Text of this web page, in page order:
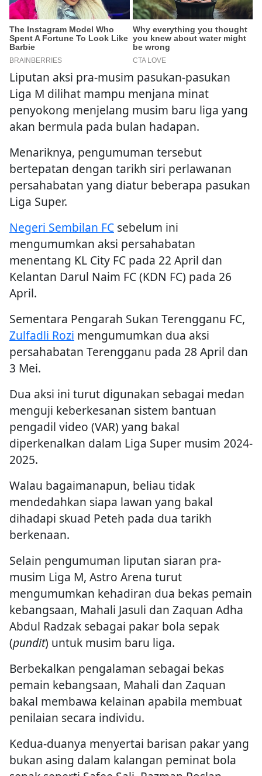
Liputan aksi pra-musim pasukan-pasukan
Liga M dilihat mampu menjana minat
penyokong menjelang musim baru liga yang
akan bermula pada bulan hadapan.
Menariknya, pengumuman tersebut
bertepatan dengan tarikh siri perlawanan
persahabatan yang diatur beberapa pasukan
Liga Super.
Negeri Sembilan FC sebelum ini
mengumumkan aksi persahabatan
menentang KL City FC pada 22 April dan
Kelantan Darul Naim FC (KDN FC) pada 26
April.
Sementara Pengarah Sukan Terengganu FC,
Zulfadli Rozi mengumumkan dua aksi
persahabatan Terengganu pada 28 April dan
3 Mei.
Dua aksi ini turut digunakan sebagai medan
menguji keberkesanan sistem bantuan
pengadil video (VAR) yang bakal
diperkenalkan dalam Liga Super musim 2024-
2025.
Walau bagaimanapun, beliau tidak
mendedahkan siapa lawan yang bakal
dihadapi skuad Peteh pada dua tarikh
berkenaan.
Selain pengumuman liputan siaran pra-
musim Liga M, Astro Arena turut
mengumumkan kehadiran dua bekas pemain
kebangsaan, Mahali Jasuli dan Zaquan Adha
Abdul Radzak sebagai pakar bola sepak
(pundit) untuk musim baru liga.
Berbekalkan pengalaman sebagai bekas
pemain kebangsaan, Mahali dan Zaquan
bakal membawa kelainan apabila membuat
penilaian secara individu.
Kedua-duanya menyertai barisan pakar yang
bukan asing dalam kalangan peminat bola